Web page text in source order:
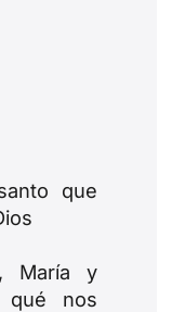
que
María y
qué nos